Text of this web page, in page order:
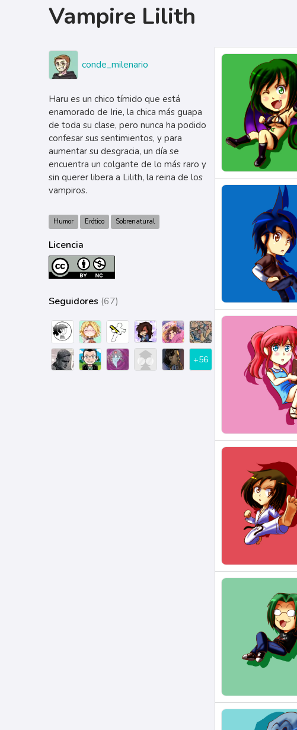
Vampire Lilith
conde_milenario
Haru es un chico tímido que está
enamorado de Irie, la chica más guapa
de toda su clase, pero nunca ha podido
confesar sus sentimientos, y para
aumentar su desgracia, un día se
encuentra un colgante de lo más raro y
sin querer libera a Lilith, la reina de los
vampiros.
Humor Erótico Sobrenatural
Licencia
Seguidores (67)
+56